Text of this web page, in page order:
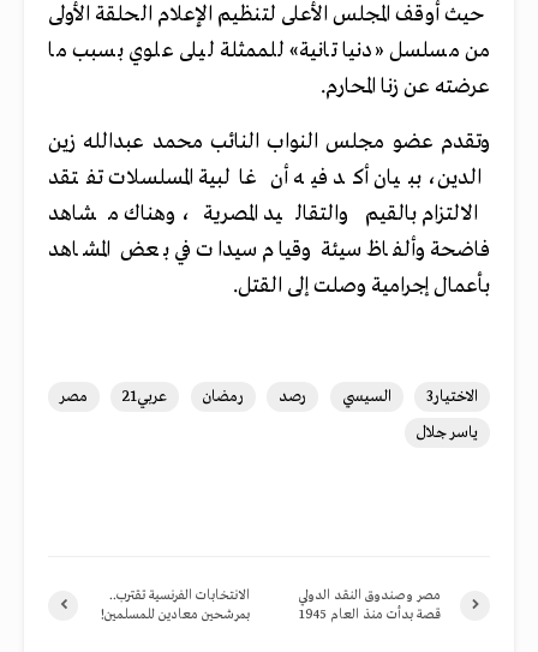
حيث أوقف المجلس الأعلى لتنظيم الإعلام الحلقة الأولى
من مسلسل «دنيا تانية» للممثلة ليلى علوي بسبب ما
عرضته عن زنا المحارم.
وتقدم عضو مجلس النواب النائب محمد عبدالله زين
الدين، ببيان أكد فيه أن غالبية المسلسلات تفتقد
الالتزام بالقيم والتقاليد المصرية، وهناك مشاهد
فاضحة وألفاظ سيئة وقيام سيدات في بعض المشاهد
بأعمال إجرامية وصلت إلى القتل.
الاختيار3 السيسي رصد رمضان عربي21
مصر
ياسر جلال
الانتخابات الفرنسية تقترب..
بمرشحين معادين للمسلمين!
مصر وصندوق النقد الدولي
قصة بدأت منذ العام 1945